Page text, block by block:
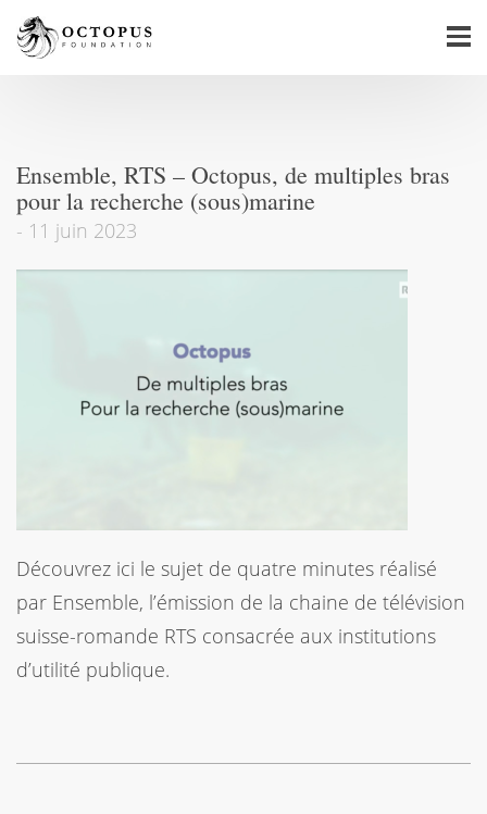
Ensemble, RTS – Octopus, de multiples bras
pour la recherche (sous)marine
- 11 juin 2023
Découvrez ici le sujet de quatre minutes réalisé
par Ensemble, l’émission de la chaine de télévision
suisse-romande RTS consacrée aux institutions
d’utilité publique.